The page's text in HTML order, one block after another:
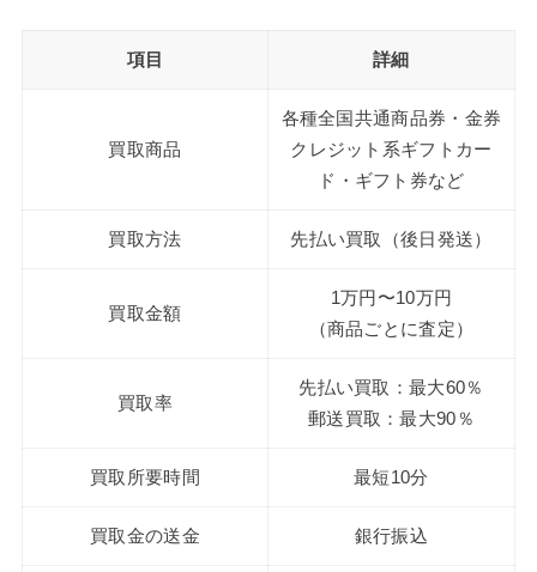
項目 詳細
買取商品
各種全国共通商品券・金券
クレジット系ギフトカー
ド・ギフト券など
買取方法 先払い買取（後日発送）
買取金額
1万円〜10万円
（商品ごとに査定）
買取率
先払い買取：最大60％
郵送買取：最大90％
買取所要時間 最短10分
買取金の送金 銀行振込